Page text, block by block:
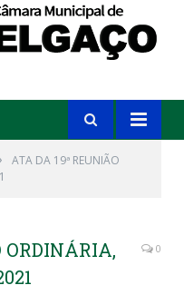
ATA DA 19ª REUNIÃO
ORDINÁRIA,
0